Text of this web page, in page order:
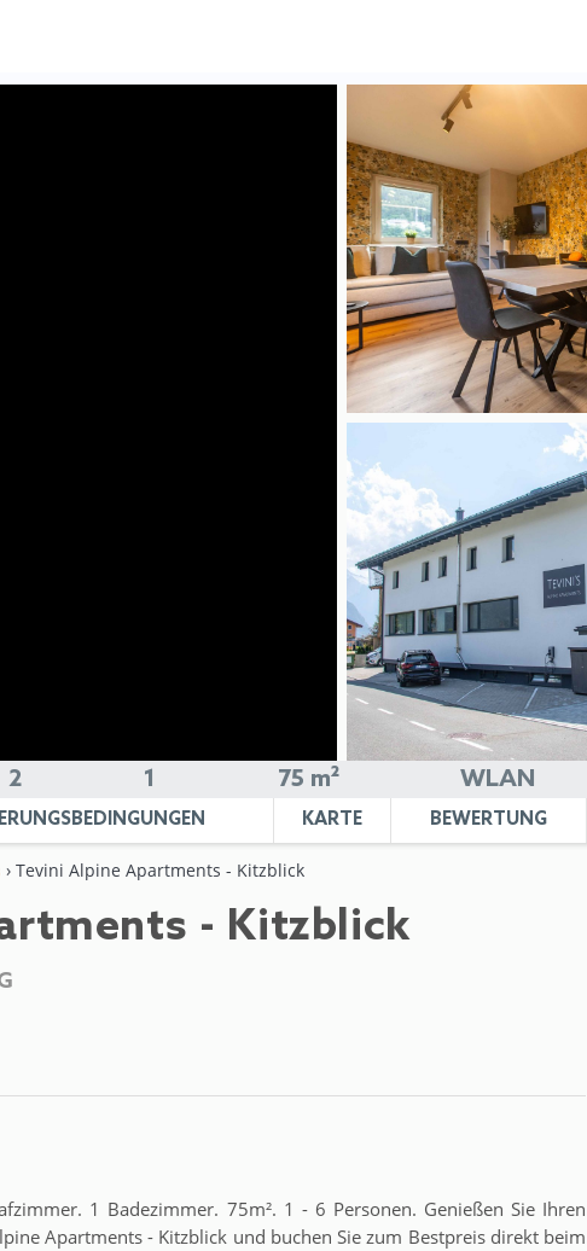
2 1 75 m² WLAN
KARTE BEWERTUNG
› Tevini Alpine Apartments - Kitzblick
- Kitzblick
1 Badezimmer. 75m². 1 - 6 Personen. Genießen Sie Ihren
Apartments - Kitzblick und buchen Sie zum Bestpreis direkt beim